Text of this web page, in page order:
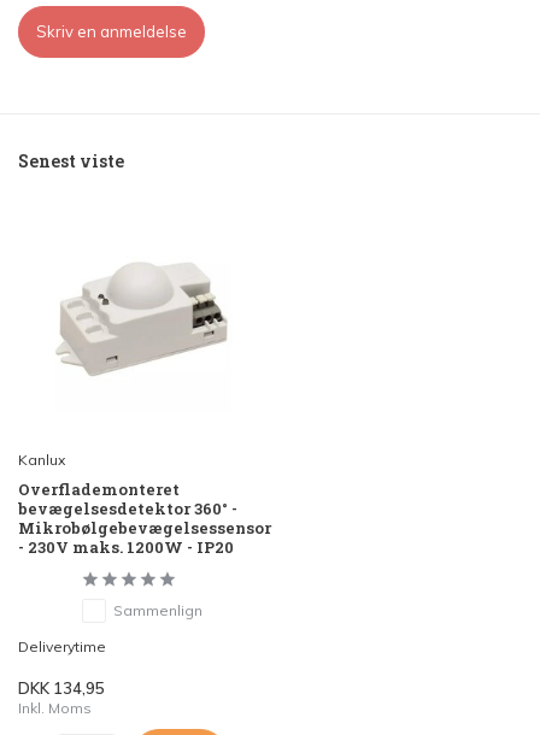
Skriv en anmeldelse
Senest viste
Kanlux
Overflademonteret
bevægelsesdetektor 360° -
Mikrobølgebevægelsessensor
- 230V maks. 1200W - IP20
Sammenlign
Deliverytime
DKK 134,95
Inkl. Moms